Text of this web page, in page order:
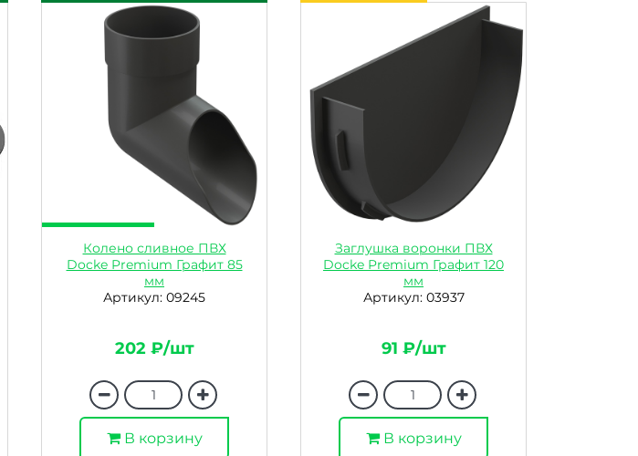
Колено сливное ПВХ
Docke Premium Графит 85
мм
Артикул: 09245
202 ₽/шт
В корзину
Заглушка воронки ПВХ
Docke Premium Графит 120
мм
Артикул: 03937
91 ₽/шт
В корзину